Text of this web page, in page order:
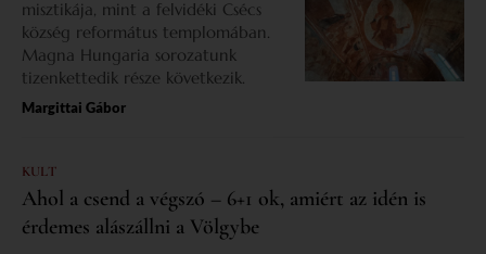
misztikája, mint a felvidéki Csécs
község református templomában.
Magna Hungaria sorozatunk
tizenkettedik része következik.
Margittai Gábor
KULT
Ahol a csend a végszó – 6+1 ok, amiért az idén is
érdemes alászállni a Völgybe